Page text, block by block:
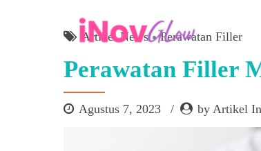
Artikel News Perawatan Filler
Perawatan Filler
Agustus 7, 2023 by Artikel